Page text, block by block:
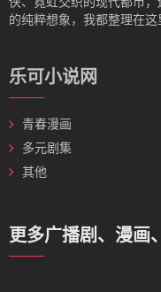
的纯粹想象，我都整理在这
乐可小说网
青春漫画
多元剧集
其他
更多广播剧、漫画